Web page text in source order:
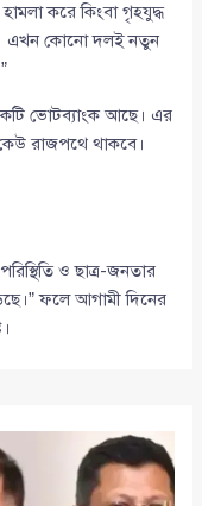
করে কিংবা গৃহযুদ্ধ
এখন কোনো দলই নতুন
ভোটব্যাংক আছে। এর
রাজপথে থাকবে।
ও ছাত্র-জনতার
ফলে আগামী দিনের